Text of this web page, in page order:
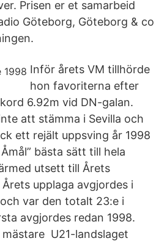
Prisen er et samarbeid
Göteborg, Göteborg & co
Inför årets VM tillhörde
hon favoriterna efter
6.92m vid DN-galan.
att stämma i Sevilla och
ett rejält uppsving år 1998
bästa sätt till hela
utsett till Årets
upplaga avgjordes i
var den totalt 23:e i
avgjordes redan 1998.
U21-landslaget